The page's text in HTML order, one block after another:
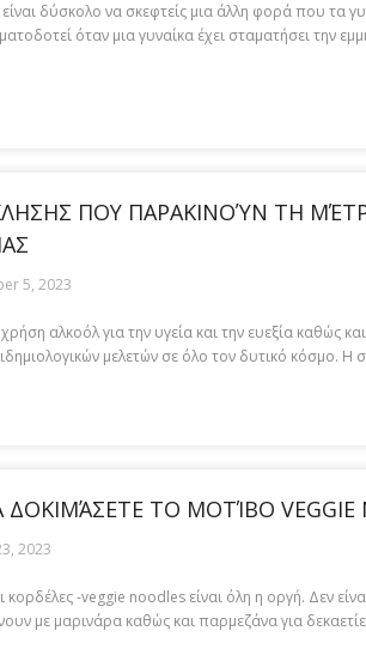
δύσκολο να σκεφτείς μια άλλη φορά που τα
όταν μια γυναίκα έχει σταματήσει την
ΠΟΥ ΠΑΡΑΚΙΝΟΎΝ ΤΗ
5, 2023
αλκοόλ για την υγεία και την ευεξία καθώς
μελετών σε όλο τον δυτικό κόσμο.
ΤΟ ΜΟΤΊΒΟ VEGGIE
2023
-veggie noodles είναι όλη η οργή. Δεν
με μαρινάρα καθώς και παρμεζάνα για